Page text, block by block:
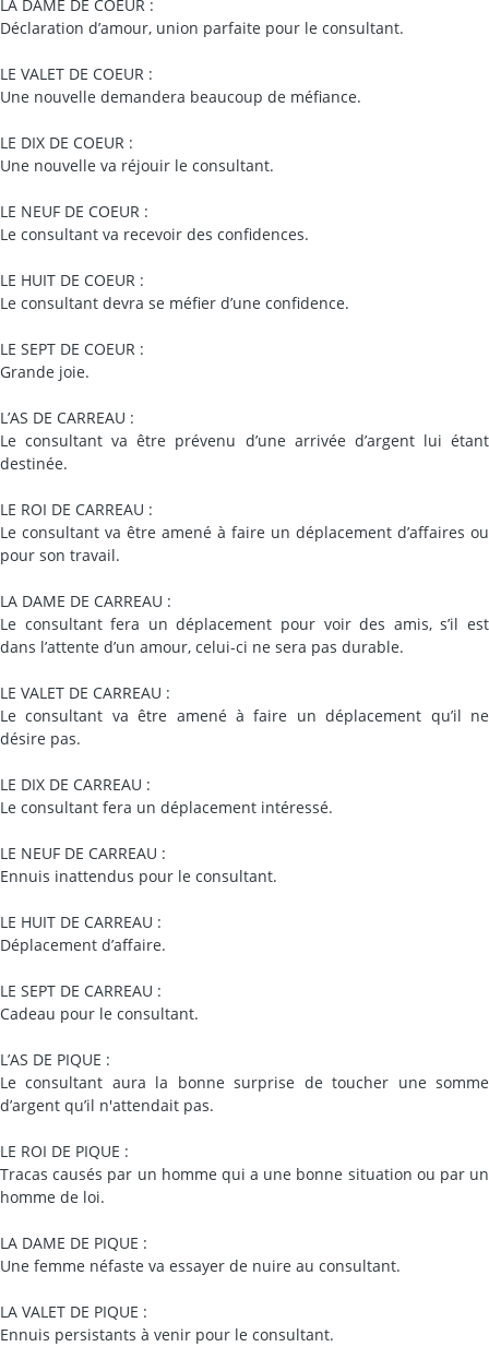
LA DAME DE COEUR :
Déclaration d’amour, union parfaite pour le consultant.
LE VALET DE COEUR :
Une nouvelle demandera beaucoup de méfiance.
LE DIX DE COEUR :
Une nouvelle va réjouir le consultant.
LE NEUF DE COEUR :
Le consultant va recevoir des confidences.
LE HUIT DE COEUR :
Le consultant devra se méfier d’une confidence.
LE SEPT DE COEUR :
Grande joie.
L’AS DE CARREAU :
Le consultant va être prévenu d’une arrivée d’argent lui étant
destinée.
LE ROI DE CARREAU :
Le consultant va être amené à faire un déplacement d’affaires ou
pour son travail.
LA DAME DE CARREAU :
Le consultant fera un déplacement pour voir des amis, s’il est
dans l’attente d’un amour, celui-ci ne sera pas durable.
LE VALET DE CARREAU :
Le consultant va être amené à faire un déplacement qu’il ne
désire pas.
LE DIX DE CARREAU :
Le consultant fera un déplacement intéressé.
LE NEUF DE CARREAU :
Ennuis inattendus pour le consultant.
LE HUIT DE CARREAU :
Déplacement d’affaire.
LE SEPT DE CARREAU :
Cadeau pour le consultant.
L’AS DE PIQUE :
Le consultant aura la bonne surprise de toucher une somme
d’argent qu’il n'attendait pas.
LE ROI DE PIQUE :
Tracas causés par un homme qui a une bonne situation ou par un
homme de loi.
LA DAME DE PIQUE :
Une femme néfaste va essayer de nuire au consultant.
LA VALET DE PIQUE :
Ennuis persistants à venir pour le consultant.